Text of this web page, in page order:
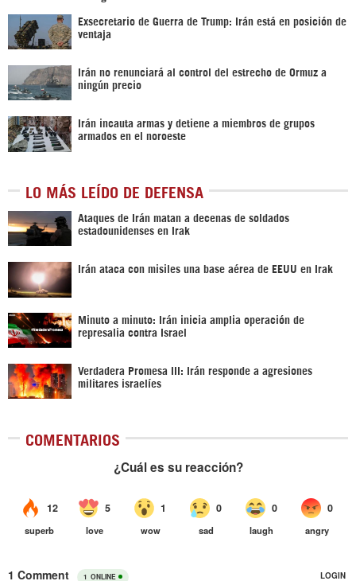
Exsecretario de Guerra de Trump: Irán está en posición de
ventaja
Irán no renunciará al control del estrecho de Ormuz a
ningún precio
Irán incauta armas y detiene a miembros de grupos
armados en el noroeste
LO MÁS LEÍDO DE DEFENSA
Ataques de Irán matan a decenas de soldados
estadounidenses en Irak
Irán ataca con misiles una base aérea de EEUU en Irak
Minuto a minuto: Irán inicia amplia operación de
represalia contra Israel
Verdadera Promesa III: Irán responde a agresiones
militares israelíes
COMENTARIOS